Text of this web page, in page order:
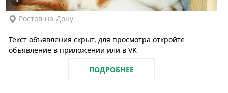
Ростов-на-Дону
Текст объявления скрыт, для просмотра откройте
объявление в приложении или в VK
ПОДРОБНЕЕ